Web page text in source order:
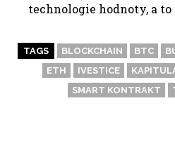
technologie hodnoty, a
TAGS BLOCKCHAIN BTC
ETH
IVESTICE
SMART KONTRAKT